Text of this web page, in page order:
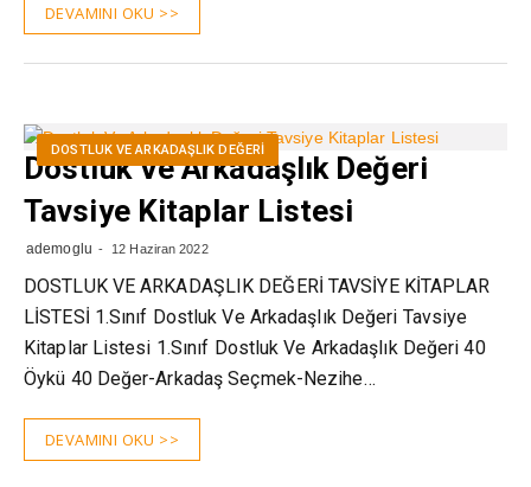
DEVAMINI OKU >>
DOSTLUK VE ARKADAŞLIK DEĞERI
Dostluk Ve Arkadaşlık Değeri
Tavsiye Kitaplar Listesi
ademoglu 12 Haziran 2022
DOSTLUK VE ARKADAŞLIK DEĞERİ TAVSİYE KİTAPLAR
LİSTESİ 1.Sınıf Dostluk Ve Arkadaşlık Değeri Tavsiye
Kitaplar Listesi 1.Sınıf Dostluk Ve Arkadaşlık Değeri 40
Öykü 40 Değer-Arkadaş Seçmek-Nezihe…
DEVAMINI OKU >>